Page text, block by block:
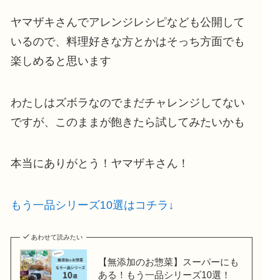
ヤマザキさんでアレンジレシピなども公開して
いるので、料理好きな方とかはそっち方面でも
楽しめると思います
わたしはズボラなのでまだチャレンジしてない
ですが、このままが飽きたら試してみたいかも
本当にありがとう！ヤマザキさん！
もう一品シリーズ10選はコチラ↓
あわせて読みたい
【無添加のお惣菜】スーパーにも
ある！もう一品シリーズ10選！